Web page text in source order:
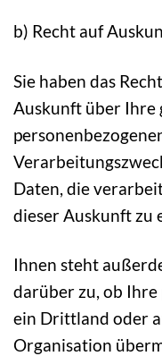
b) Recht auf
Sie haben das
Auskunft über Ihre
Daten, die
dieser Auskunft zu
Ihnen steht
darüber zu, ob Ihre
ein Drittland oder
Organisation